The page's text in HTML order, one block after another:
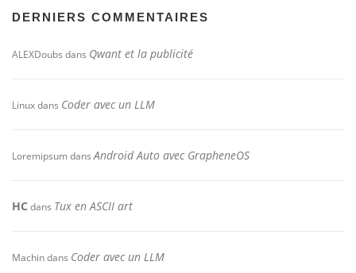
DERNIERS COMMENTAIRES
ALEXDoubs dans Qwant et la publicité
Linuxdans Coder avec un LLM
LoremipsumdansAndroid Auto avec GrapheneOS
HC dans Tux en ASCII art
Machindans Coder avec un LLM